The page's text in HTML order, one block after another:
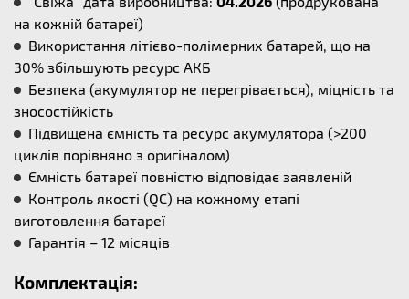
на кожній батареї)
Використання літієво-полімерних батарей, що на
30% збільшують ресурс АКБ
Безпека (акумулятор не перегрівається), міцність та
зносостійкість
Підвищена ємність та ресурс акумулятора (>200
циклів порівняно з оригіналом)
Ємність батареї повністю відповідає заявленій
Контроль якості (QC) на кожному етапі
виготовлення батареї
Гарантія – 12 місяців
Комплектація: